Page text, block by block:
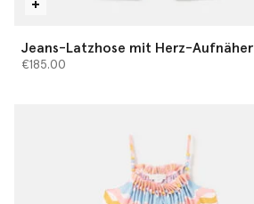
Jeans-Latzhose mit Herz-Aufnäher
€185.00